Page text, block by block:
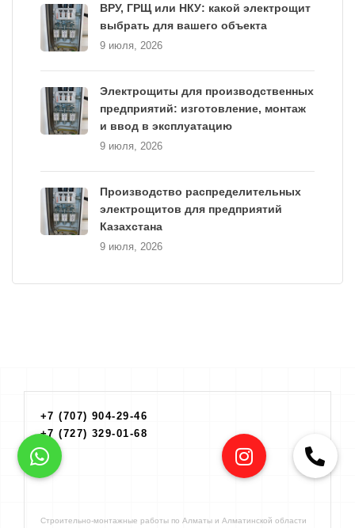
ВРУ, ГРЩ или НКУ: какой электрощит
выбрать для вашего объекта
9 июля, 2026
Электрощиты для производственных
предприятий: изготовление, монтаж
и ввод в эксплуатацию
9 июля, 2026
Производство распределительных
электрощитов для предприятий
Казахстана
9 июля, 2026
+7 (707) 904-29-46
+7 (727) 329-01-68
Строительно-монтажные работы по Алматы и Алматинской области